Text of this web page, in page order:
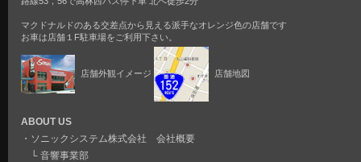
マクドナルドのある交差点から見える派手なオレンジ色の店舗です
お車は店舗１F駐車場をご利用下さい。
店舗外観イメージ 店舗地図
ABOUT US
・ ソニックシステム株式会社 会社概要
└ 音響事業部